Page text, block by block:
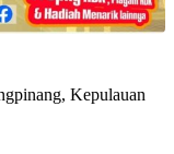
Kepulauan